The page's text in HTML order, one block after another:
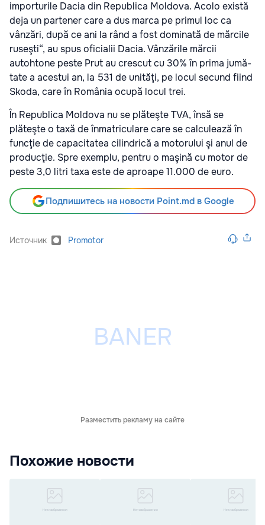
importurile Dacia din Repu­blica Moldova. Acolo există
deja un par­tener care a dus marca pe primul loc ca
vânzări, după ce ani la rând a fost do­mi­nată de mărcile
ruseşti“, au spus oficialii Dacia. Vânzările mărcii
autohtone peste Prut au crescut cu 30% în prima jumă­
tate a acestui an, la 531 de unităţi, pe lo­cul secund fiind
Skoda, care în Ro­mâ­nia ocupă locul trei.
În Republica Moldova nu se plăteşte TVA, însă se
plăteşte o taxă de înmatriculare care se calculează în
funcţie de capacitatea cilindrică a motorului şi anul de
producţie. Spre exem­plu, pentru o maşină cu motor de
peste 3,0 litri taxa este de aproape 11.000 de euro.
Подпишитесь на новости Point.md в Google
Источник Promotor
Разместить рекламу на сайте
Похожие новости